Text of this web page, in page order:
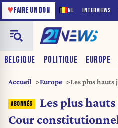
NL INTERVIEWS
♥FAIRE UN DON
BELGIQUE POLITIQUE EUROPE
Accueil Europe
Les plus hauts
souvent
Les plus hauts
Cour